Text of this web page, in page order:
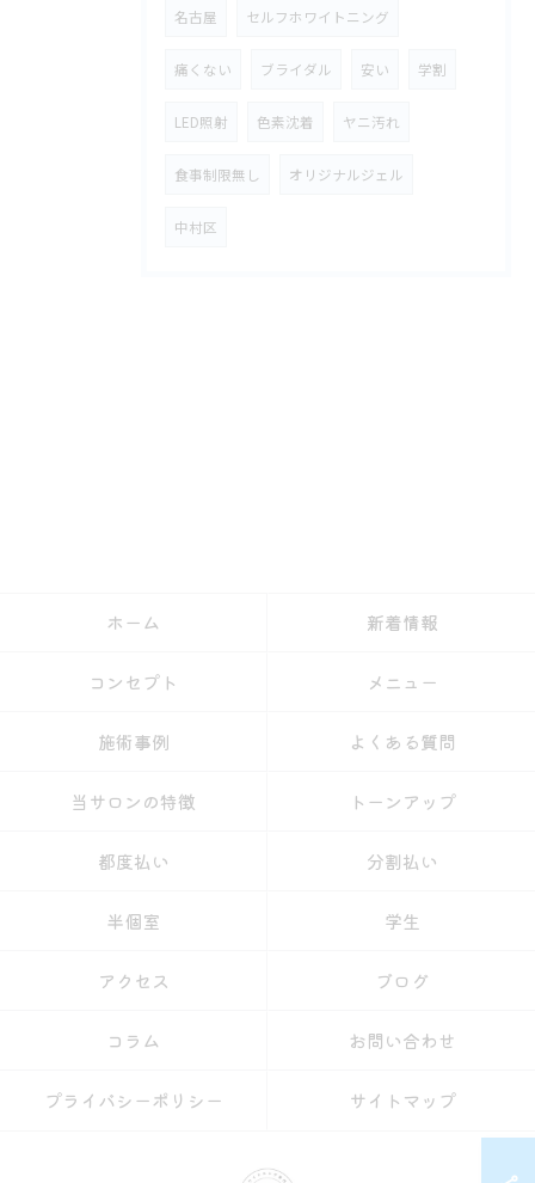
名古屋 セルフホワイトニング
痛くない ブライダル 安い 学割
LED照射 色素沈着 ヤニ汚れ
食事制限無し オリジナルジェル
中村区
ホーム 新着情報
コンセプト メニュー
施術事例 よくある質問
当サロンの特徴 トーンアップ
都度払い 分割払い
半個室 学生
アクセス ブログ
コラム お問い合わせ
プライバシーポリシー サイトマップ